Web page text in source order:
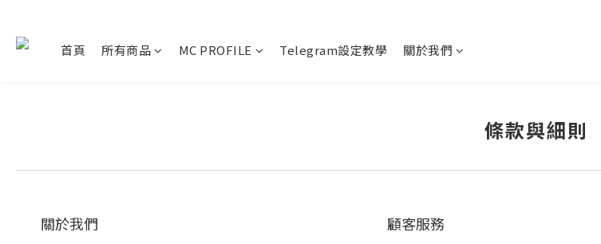
首頁 所有商品 MC PROFILE Telegram設定教學 關於我們
條款與細則
關於我們 顧客服務